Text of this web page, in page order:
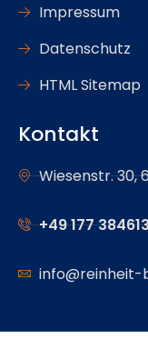
Impressum
Datenschutz
HTML Sitemap
Kontakt
Wiesenstr. 30,
+49 177
info@reinheit-